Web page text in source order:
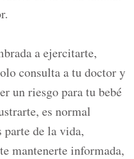
a ejercitarte,
consulta a tu doctor y
un riesgo para tu bebé
es normal
parte de la vida,
mantenerte informada,